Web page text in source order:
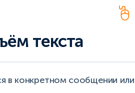
текста
конкретном сообщении или